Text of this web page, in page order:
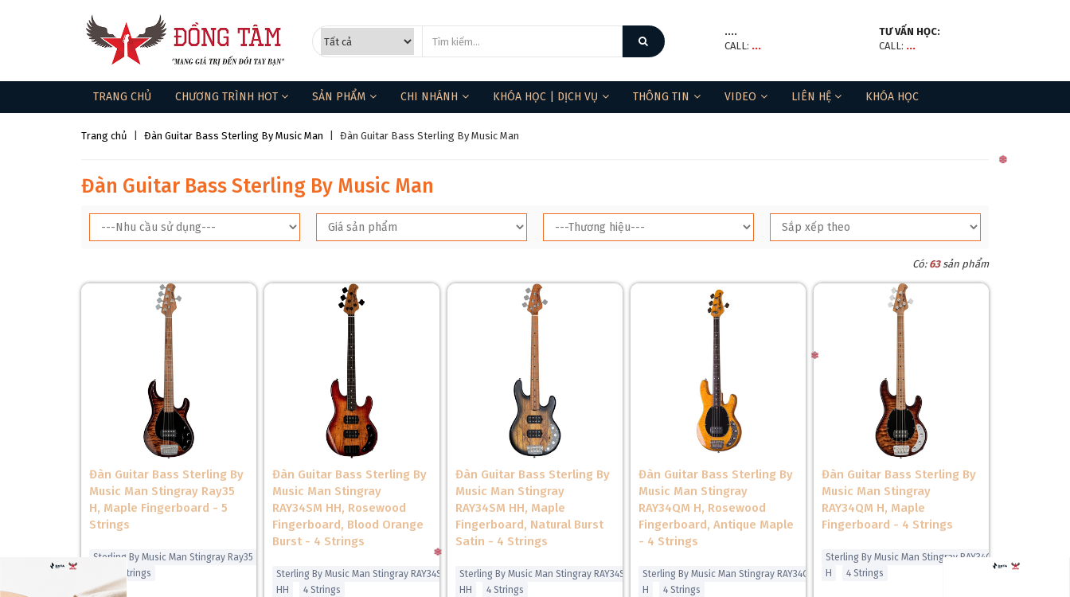
....
CALL: ...
TƯ VẤN HỌC:
CALL: ...
TRANG CHỦ CHƯƠNG TRÌNH HOT SẢN PHẨM CHI NHÁNH KHÓA HỌC | DỊCH VỤ THÔNG TIN VIDEO LIÊN HỆ KHÓA HỌC
❆
Trang chủ Đàn Guitar Bass Sterling By Music Man Đàn Guitar Bass Sterling By Music Man
Đàn Guitar Bass Sterling By Music Man
Có: 63sản phẩm
Đàn Guitar Bass Sterling By
Music Man Stingray Ray35
H, Maple Fingerboard - 5
Strings
Sterling By Music Man Stingray Ray35
5 Strings
Đàn Guitar Bass Sterling By
Music Man Stingray
RAY34SM HH, Rosewood
Fingerboard, Blood Orange
Burst - 4 Strings
Sterling By Music Man Stingray RAY34SM
HH
4 Strings
Đàn Guitar Bass Sterling By
Music Man Stingray
RAY34SM HH, Maple
Fingerboard, Natural Burst
Satin - 4 Strings
Sterling By Music Man Stingray RAY34SM
HH
4 Strings
Đàn Guitar Bass Sterling By
Music Man Stingray
RAY34QM H, Rosewood
Fingerboard, Antique Maple
- 4 Strings
Sterling By Music Man Stingray RAY34QM
H
4 Strings
Đàn Guitar Bass Sterling By
Music Man Stingray
RAY34QM H, Maple
Fingerboard - 4 Strings
Sterling By Music Man Stingray RAY34QM
H
4 Strings